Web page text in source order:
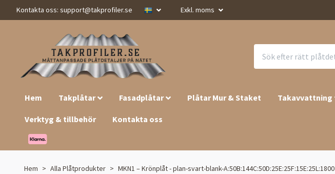
Kontakta oss: support@takprofiler.se Exkl. moms
Hem Takplåtar Fasadplåtar Plåtar Mur & Staket Takavvattning
Verktyg & tillbehör Kontakta oss
Hem Alla Plåtprodukter MKN1 – Krönplåt - plan-svart-blank-A:50B:144C:50D:25E:25F:15E:25L:1800